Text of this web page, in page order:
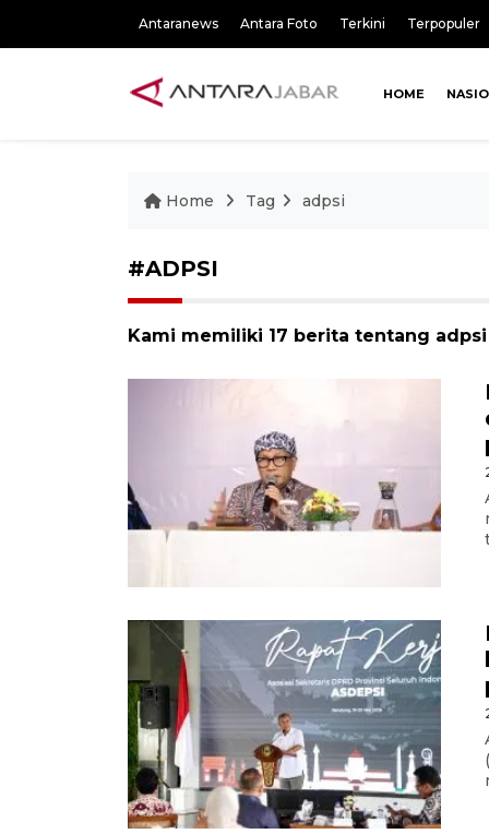
Antaranews Antara Foto Terkini Terpopuler
HOME
Home Tag adpsi
#ADPSI
Kami memiliki 17 berita tentang adpsi